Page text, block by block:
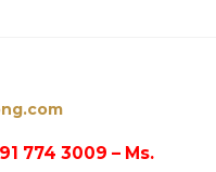
774 3009 – Ms.